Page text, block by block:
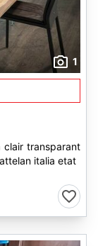
1
transparant
italia etat